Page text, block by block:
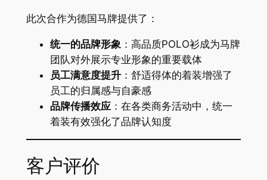
此次合作为德国马牌提供了：
统一的品牌形象 ：高品质POLO衫成为马牌
团队对外展示专业形象的重要载体
员工满意度提升：舒适得体的着装增强了
员工的归属感与自豪感
品牌传播效应：在各类商务活动中，统一
着装有效强化了品牌认知度
客户评价